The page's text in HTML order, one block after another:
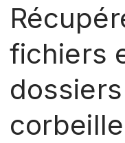
fichiers